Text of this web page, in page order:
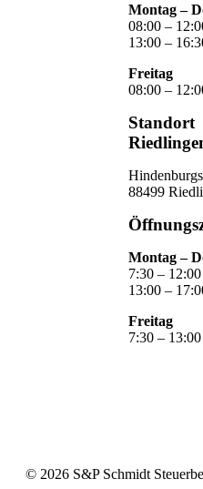
Montag –
08:00 –
13:00 –
Freitag
08:00 –
Standort
88499
Montag –
7:30 –
13:00 –
Freitag
7:30 –
© 2026 S&P Schmidt